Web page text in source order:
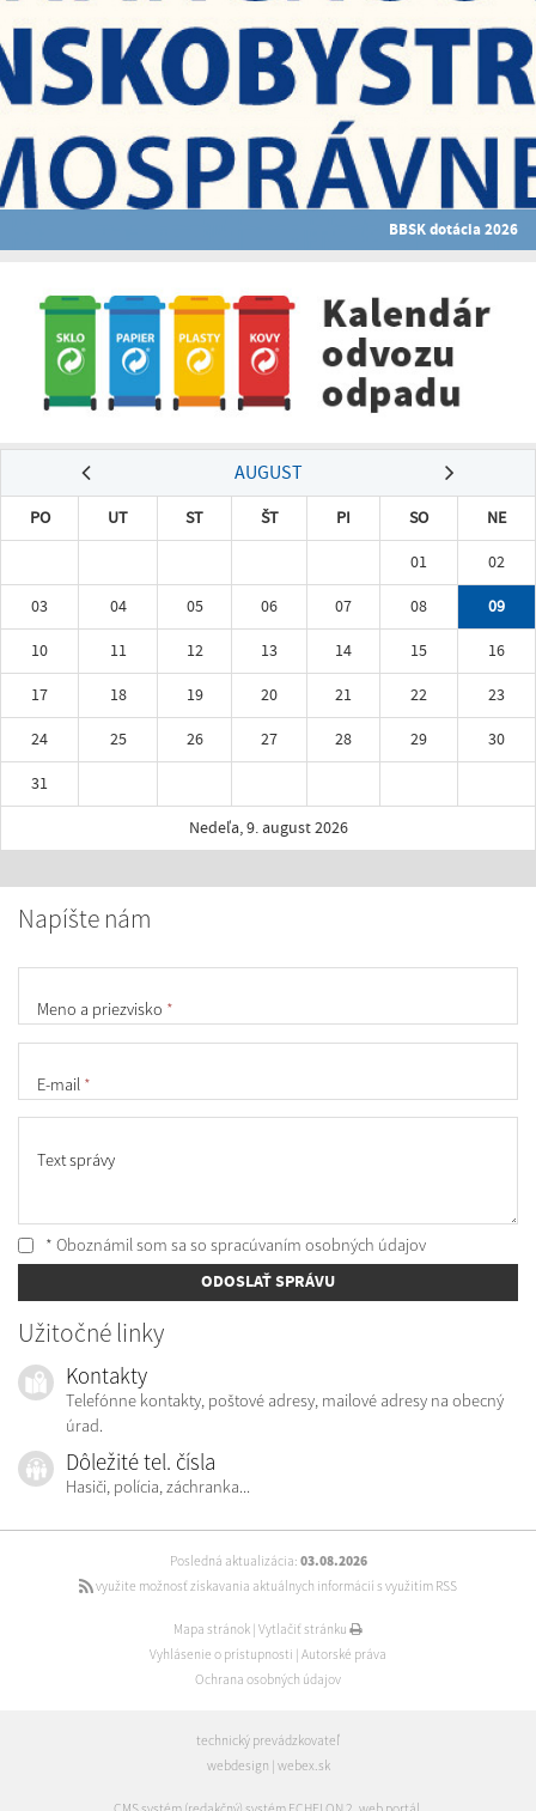
BBSK dotácia 2026
AUGUST
PO UT ST ŠT PI SO
NE
01
02
03
04 05 06 07 08
09
10
11 12 13 14 15
16
17
18 19 20 21 22
23
24
25 26 27 28 29
30
31
Nedeľa, 9. august 2026
Napíšte nám
Meno a priezvisko *
E-mail *
Text správy
* Oboznámil som sa so spracúvaním osobných údajov
ODOSLAŤ SPRÁVU
Užitočné linky
Kontakty
Telefónne kontakty, poštové adresy, mailové adresy na obecný
úrad.
Dôležité tel. čísla
Hasiči, polícia, záchranka...
Posledná aktualizácia: 03.08.2026
využite možnosť získavania aktuálnych informácií s využitím RSS
Mapa stránok Vytlačiť stránku
Vyhlásenie o prístupnosti Autorské práva
Ochrana osobných údajov
technický prevádzkovateľ
webdesign webex.sk